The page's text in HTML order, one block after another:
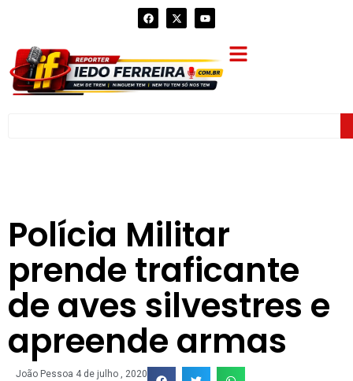
Polícia Militar
prende traficante
de aves silvestres e
apreende armas
João Pessoa 4 de julho , 2020